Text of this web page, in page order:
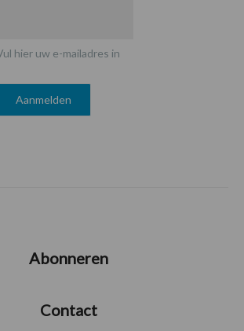
hier uw e-mailadres in
Abonneren
Contact